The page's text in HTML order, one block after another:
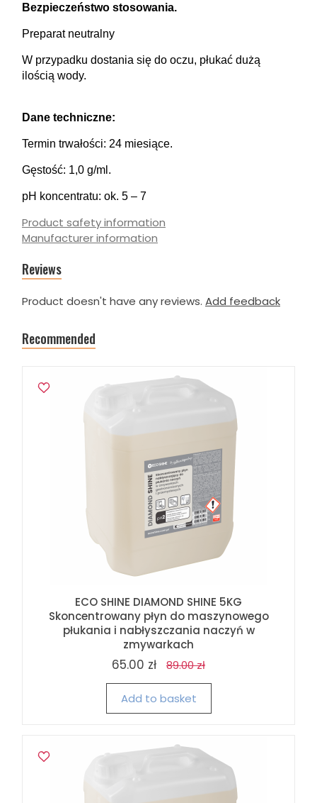
Bezpieczeństwo stosowania.
Preparat neutralny
W przypadku dostania się do oczu, płukać dużą
ilością wody.
Dane techniczne:
Termin trwałości: 24 miesiące.
Gęstość: 1,0 g/ml.
pH koncentratu: ok. 5 – 7
Product safety information
Manufacturer information
Reviews
Product doesn't have any reviews. Add feedback
Recommended
ECO SHINE DIAMOND SHINE 5KG
Skoncentrowany płyn do maszynowego
płukania i nabłyszczania naczyń w
zmywarkach
65.00 zł 89.00 zł
Add to basket